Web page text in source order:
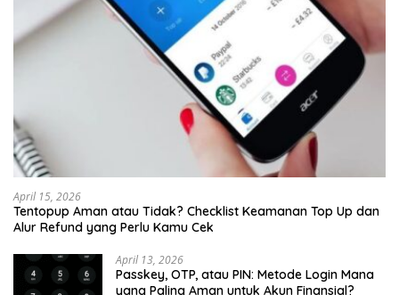
April 15, 2026
Tentopup Aman atau Tidak? Checklist Keamanan Top Up dan
Alur Refund yang Perlu Kamu Cek
April 13, 2026
Passkey, OTP, atau PIN: Metode Login Mana
yang Paling Aman untuk Akun Finansial?